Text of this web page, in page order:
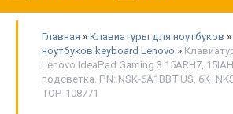
Главная » Клавиатуры для ноутбуков »
ноутбуков keyboard Lenovo »
Lenovo IdeaPad Gaming 3 15ARH7,
подсветка. PN: NSK-6A1BBT US,
TOP-108771